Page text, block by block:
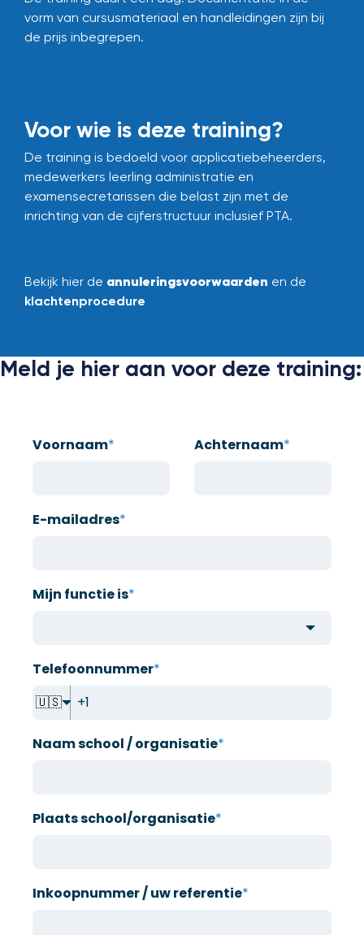
vorm van cursusmateriaal en handleidingen zijn bij
de prijs inbegrepen.
Voor wie is deze training?
De training is bedoeld voor applicatiebeheerders,
medewerkers leerling administratie en
examensecretarissen die belast zijn met de
inrichting van de cijferstructuur inclusief PTA.
Bekijk hier de annuleringsvoorwaarden en de
klachtenprocedure
Meld je hier aan voor deze training:
Voornaam* Achternaam*
E-mailadres*
Mijn functie is*
Telefoonnummer*
🇺🇸
Naam school / organisatie*
Plaats school/organisatie*
Inkoopnummer / uw referentie*